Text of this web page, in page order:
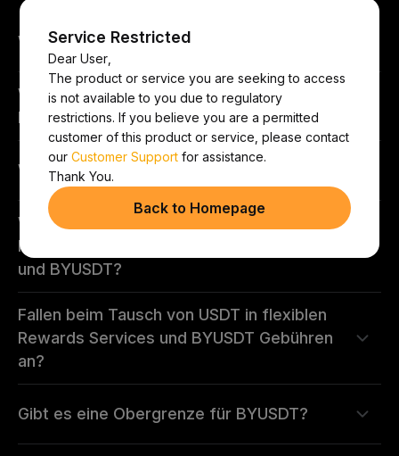
Service Restricted
Dear User,
The product or service you are seeking to access
is not available to you due to regulatory
restrictions. If you believe you are a permitted
customer of this product or service, please contact
ourCustomer Support for assistance.
Thank You.
Back to Homepage
Was ist BYUSDT?
Was sind die Vorteile beim Halten von
BYUSDT?
Wie erhalte ich BYUSDT?
Wie ist der Wechselkurs zwischen USDT-
Positionen in flexiblen Rewards Services
und BYUSDT?
Fallen beim Tausch von USDT in flexiblen
Rewards Services und BYUSDT Gebühren
an?
Gibt es eine Obergrenze für BYUSDT?